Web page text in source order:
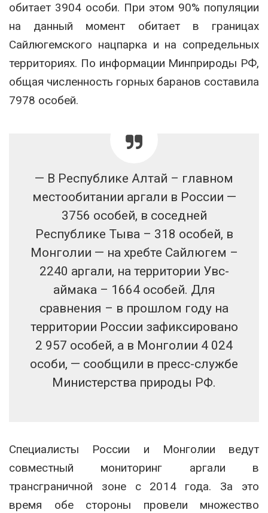
обитает 3904 особи. При этом 90% популяции
на данный момент обитает в границах
Сайлюгемского нацпарка и на сопредельных
территориях. По информации Минприроды РФ,
общая численность горных баранов составила
7978 особей.
— В Республике Алтай – главном
местообитании аргали в России —
3756 особей, в соседней
Республике Тыва – 318 особей, в
Монголии — на хребте Сайлюгем –
2240 аргали, на территории Увс-
аймака – 1664 особей. Для
сравнения – в прошлом году на
территории России зафиксировано
2 957 особей, а в Монголии 4 024
особи, — сообщили в пресс-службе
Министерства природы РФ.
Специалисты России и Монголии ведут
совместный мониторинг аргали в
трансграничной зоне с 2014 года. За это
время обе стороны провели множество